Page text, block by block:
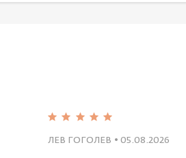
ЛЕВ ГОГОЛЕВ • 05.08.2026